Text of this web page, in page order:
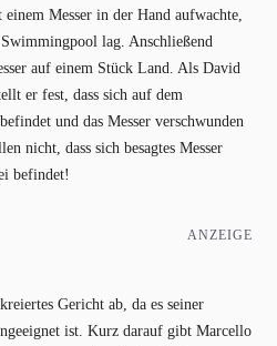
Messer in der Hand aufwachte,
lag. Anschließend
auf einem Stück Land. Als David
er fest, dass sich auf dem
und das Messer verschwunden
nicht, dass sich besagtes Messer
befindet!
ANZEIGE
Gericht ab, da es seiner
ist. Kurz darauf gibt Marcello